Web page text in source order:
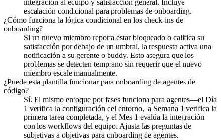
integración al equipo y satisfacción general. Incluye
escalación condicional para problemas de onboarding.
¿Cómo funciona la lógica condicional en los check-ins de
onboarding?
Si un nuevo miembro reporta estar bloqueado o califica su
satisfacción por debajo de un umbral, la respuesta activa una
notificación a su gerente o buddy. Esto asegura que los
problemas se detecten temprano sin requerir que el nuevo
miembro escale manualmente.
¿Puede esta plantilla funcionar para onboarding de agentes de
código?
Sí. El mismo enfoque por fases funciona para agentes—el Día
1 verifica la configuración del entorno, la Semana 1 verifica la
primera tarea completada, y el Mes 1 evalúa la integración
con los workflows del equipo. Ajusta las preguntas de
subjetivas a objetivas para onboarding de agentes.